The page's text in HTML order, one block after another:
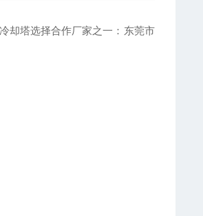
却塔选择合作厂家之一：东莞市